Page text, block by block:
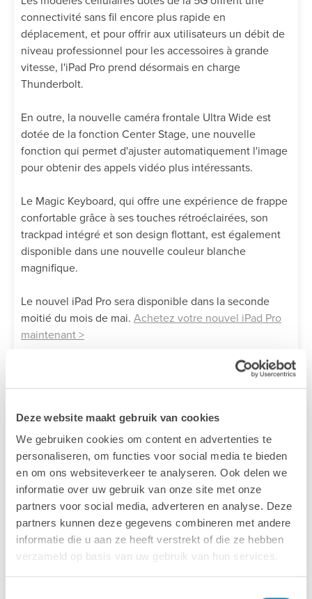
Deze website maakt gebruik van cookies
We gebruiken cookies om content en advertenties te
personaliseren, om functies voor social media te bieden
en om ons websiteverkeer te analyseren. Ook delen we
informatie over uw gebruik van onze site met onze
partners voor social media, adverteren en analyse. Deze
partners kunnen deze gegevens combineren met andere
informatie die u aan ze heeft verstrekt of die ze hebben
verzameld op basis van uw gebruik van hun services.
connectivité sans fil encore plus rapide en
déplacement, et pour offrir aux utilisateurs un débit de
niveau professionnel pour les accessoires à grande
vitesse, l'iPad Pro prend désormais en charge
Thunderbolt.
En outre, la nouvelle caméra frontale Ultra Wide est
dotée de la fonction Center Stage, une nouvelle
fonction qui permet d'ajuster automatiquement l'image
pour obtenir des appels vidéo plus intéressants.
Le Magic Keyboard, qui offre une expérience de frappe
confortable grâce à ses touches rétroéclairées, son
trackpad intégré et son design flottant, est également
disponible dans une nouvelle couleur blanche
magnifique.
Le nouvel iPad Pro sera disponible dans la seconde
moitié du mois de mai. Achetez votre nouvel iPad Pro
maintenant >
© Lien De Vos - Lab9 Pro